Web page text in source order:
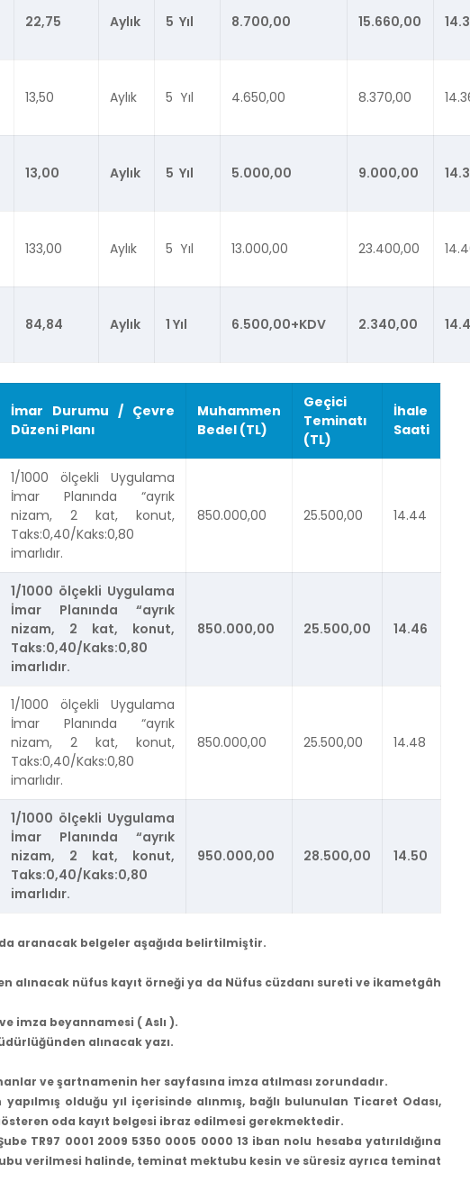
22,75 Aylık 5 Yıl 8.700,00 15.660,00
13,50 Aylık 5 Yıl 4.650,00 8.370,00
13,00 Aylık 5 Yıl 5.000,00 9.000,00
133,00 Aylık 5 Yıl 13.000,00 23.400,00
84,84 Aylık 1 Yıl 6.500,00+KDV 2.340,00
İmar Durumu / Çevre
Düzeni Planı
Muhammen
Bedel (TL)
Geçici
Teminatı
(TL)
İhale
Saati
1/1000 ölçekli Uygulama
İmar Planında “ayrık
nizam, 2 kat, konut,
Taks:0,40/Kaks:0,80
imarlıdır.
850.000,00 25.500,00 14.44
1/1000 ölçekli Uygulama
İmar Planında “ayrık
nizam, 2 kat, konut,
Taks:0,40/Kaks:0,80
imarlıdır.
850.000,00 25.500,00 14.46
1/1000 ölçekli Uygulama
İmar Planında “ayrık
nizam, 2 kat, konut,
Taks:0,40/Kaks:0,80
imarlıdır.
850.000,00 25.500,00 14.48
1/1000 ölçekli Uygulama
İmar Planında “ayrık
nizam, 2 kat, konut,
Taks:0,40/Kaks:0,80
imarlıdır.
950.000,00 28.500,00 14.50
aranacak belgeler aşağıda belirtilmiştir.
alınacak nüfus kayıt örneği ya da Nüfus cüzdanı sureti ve ikametgâh
imza beyannamesi ( Aslı ).
alınacak yazı.
ve şartnamenin her sayfasına imza atılması zorundadır.
olduğu yıl içerisinde alınmış, bağlı bulunulan Ticaret Odası,
oda kayıt belgesi ibraz edilmesi gerekmektedir.
TR97 0001 2009 5350 0005 0000 13 iban nolu hesaba yatırıldığına
verilmesi halinde, teminat mektubu kesin ve süresiz ayrıca teminat